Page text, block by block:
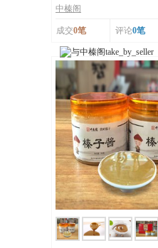
工艺 榛香浓...
中榛阁
成交0笔 评论0笔